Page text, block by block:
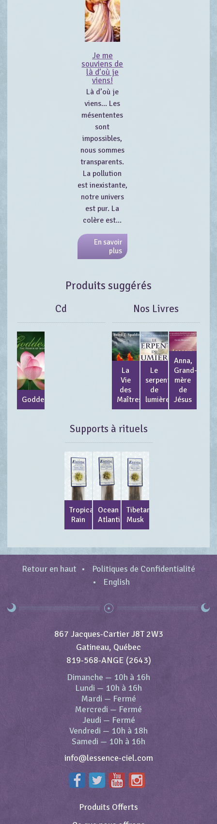
Je me
souviens de
là d’où je
viens!
Là d’où je
viens... Les
mésententes
sont
impossibles,
nous sommes
transparents.
La pollution
est inexistante,
notre univers
est pur. La
colère est...
En savoir
plus
Produits suggérés
Cd
Goddess
Nos Livres
La
Vie
des
Maîtres
Le
serpent
de
lumière
Anna,
Grand-
mère
de
Jésus
Supports à rituels
Tropical
Rain
Ocean
Atlantis
Tibetan
Musk
Retour en haut
Politiques de Confidentialité
English
867 Jacques-Cartier J8T 2W3
Gatineau, Québec
819-568-ANGE (2643)
Dimanche — 10h à 16h
Lundi — 10h à 16h
Mardi — Fermé
Mercredi — Fermé
Jeudi — Fermé
Vendredi — 10h à 18h
Samedi — 10h à 16h
info@lessence-ciel.com
Produits Offerts